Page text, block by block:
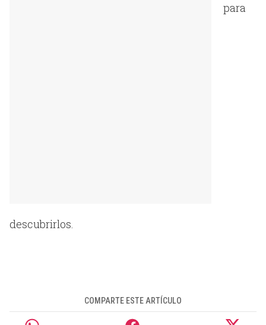
para
descubrirlos.
COMPARTE ESTE ARTÍCULO